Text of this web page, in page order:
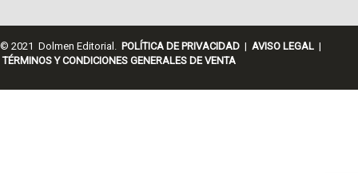
© 2021 Dolmen Editorial. POLÍTICA DE PRIVACIDAD | AVISO LEGAL |
TÉRMINOS Y CONDICIONES GENERALES DE VENTA